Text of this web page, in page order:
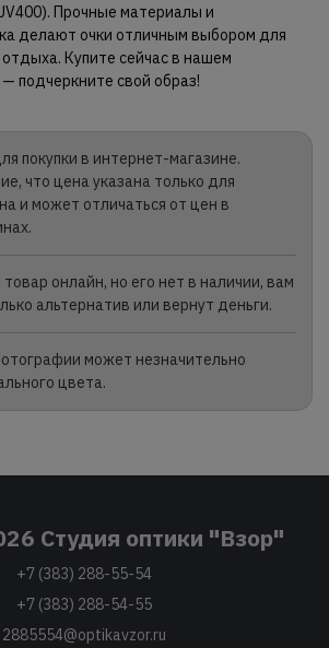
Прочные материалы и
делают очки отличным выбором для
Купите сейчас в нашем
подчеркните свой образ!
покупки в интернет-магазине.
что цена указана только для
и может отличаться от цен в
онлайн, но его нет в наличии, вам
альтернатив или вернут деньги.
может незначительно
цвета.
Студия оптики "Взор"
+7 (383) 288-55-54
+7 (383) 288-54-55
2885554@optikavzor.ru